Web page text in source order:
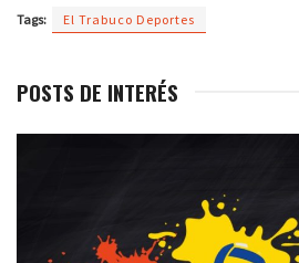
Tags: El Trabuco Deportes
POSTS DE INTERÉS